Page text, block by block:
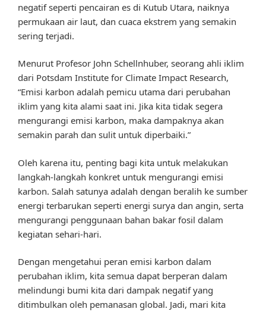
negatif seperti pencairan es di Kutub Utara, naiknya
permukaan air laut, dan cuaca ekstrem yang semakin
sering terjadi.
Menurut Profesor John Schellnhuber, seorang ahli iklim
dari Potsdam Institute for Climate Impact Research,
“Emisi karbon adalah pemicu utama dari perubahan
iklim yang kita alami saat ini. Jika kita tidak segera
mengurangi emisi karbon, maka dampaknya akan
semakin parah dan sulit untuk diperbaiki.”
Oleh karena itu, penting bagi kita untuk melakukan
langkah-langkah konkret untuk mengurangi emisi
karbon. Salah satunya adalah dengan beralih ke sumber
energi terbarukan seperti energi surya dan angin, serta
mengurangi penggunaan bahan bakar fosil dalam
kegiatan sehari-hari.
Dengan mengetahui peran emisi karbon dalam
perubahan iklim, kita semua dapat berperan dalam
melindungi bumi kita dari dampak negatif yang
ditimbulkan oleh pemanasan global. Jadi, mari kita